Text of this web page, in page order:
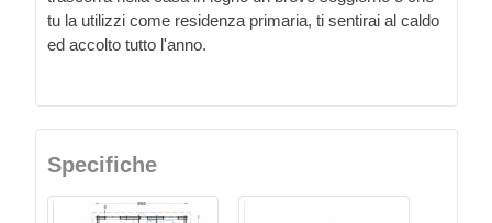
tu la utilizzi come residenza primaria, ti sentirai al caldo
ed accolto tutto l'anno.
Specifiche